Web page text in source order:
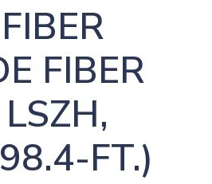
FIBER
FT.)